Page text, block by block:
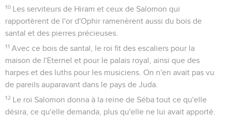
10 Les serviteurs de Hiram et ceux de Salomon qui
rapportèrent de l'or d'Ophir ramenèrent aussi du bois de
santal et des pierres précieuses.
11 Avec ce bois de santal, le roi fit des escaliers pour la
maison de l'Eternel et pour le palais royal, ainsi que des
harpes et des luths pour les musiciens. On n'en avait pas vu
de pareils auparavant dans le pays de Juda.
12 Le roi Salomon donna à la reine de Séba tout ce qu'elle
désira, ce qu'elle demanda, plus qu'elle ne lui avait apporté.